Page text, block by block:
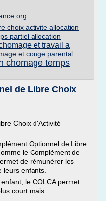
choix activite allocation
partiel allocation
et travail a
et conge parental
chomage temps
de Libre Choix
Choix d'Activité
Optionnel de Libre
le Complément de
de rémunérer les
leurs enfants.
le COLCA permet
court mais...